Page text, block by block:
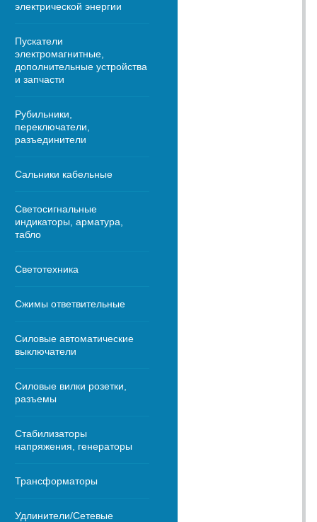
электрической энергии
Пускатели
электромагнитные,
дополнительные устройства
и запчасти
Рубильники,
переключатели,
разъединители
Сальники кабельные
Светосигнальные
индикаторы, арматура,
табло
Светотехника
Сжимы ответвительные
Силовые автоматические
выключатели
Силовые вилки розетки,
разъемы
Стабилизаторы
напряжения, генераторы
Трансформаторы
Удлинители/Сетевые